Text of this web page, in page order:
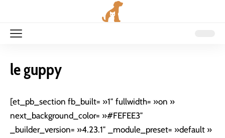
le guppy
[et_pb_section fb_built= »1″ fullwidth= »on »
next_background_color= »#FEFEE3″
_builder_version= »4.23.1″ _module_preset= »default »